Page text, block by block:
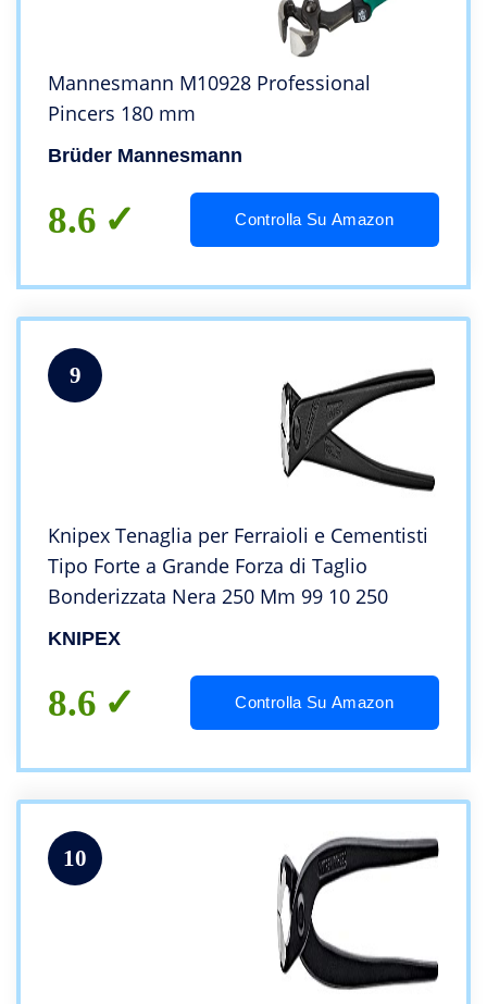
Mannesmann M10928 Professional
Pincers 180 mm
Brüder Mannesmann
8.6 Controlla Su Amazon
9
Knipex Tenaglia per Ferraioli e Cementisti
Tipo Forte a Grande Forza di Taglio
Bonderizzata Nera 250 Mm 99 10 250
KNIPEX
8.6 Controlla Su Amazon
10